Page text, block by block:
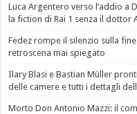
Luca Argentero verso l’addio a
la fiction di Rai 1 senza il dottor
Fedez rompe il silenzio sulla
retroscena mai spiegato
Ilary Blasi e Bastian Müller
delle camere e tutti i dettagli
Morto Don Antonio Mazzi: il